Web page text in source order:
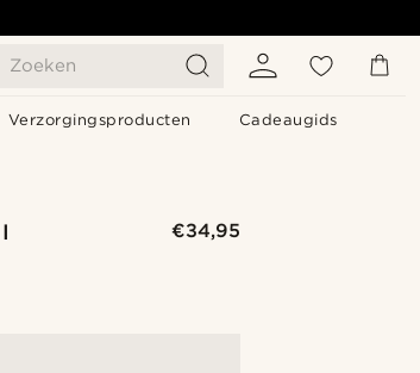
Zoeken
Verzorgingsproducten Cadeaugids
€34,95